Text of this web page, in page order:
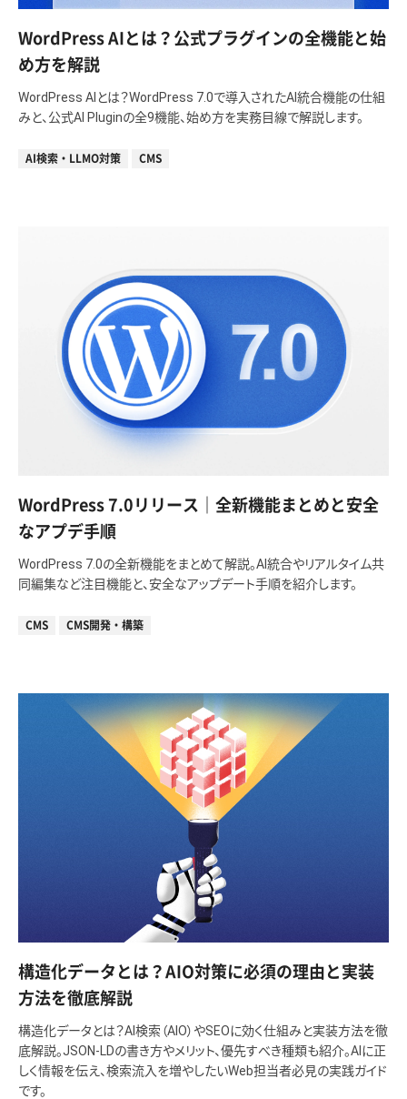
WordPress AIとは？公式プラグインの全機能と始
め方を解説
WordPress AIとは？WordPress 7.0で導入されたAI統合機能の仕組
みと、公式AI Pluginの全9機能、始め方を実務目線で解説します。
AI検索・LLMO対策 CMS
WordPress 7.0リリース｜全新機能まとめと安全
なアプデ手順
WordPress 7.0の全新機能をまとめて解説。AI統合やリアルタイム共
同編集など注目機能と、安全なアップデート手順を紹介します。
CMS CMS開発・構築
構造化データとは？AIO対策に必須の理由と実装
方法を徹底解説
構造化データとは？AI検索（AIO）やSEOに効く仕組みと実装方法を徹
底解説。JSON-LDの書き方やメリット、優先すべき種類も紹介。AIに正
しく情報を伝え、検索流入を増やしたいWeb担当者必見の実践ガイド
です。